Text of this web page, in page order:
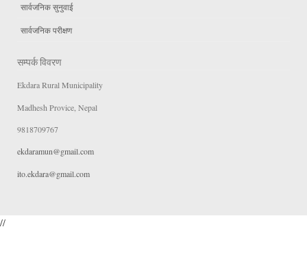
सार्वजनिक सुनुवाई
सार्वजनिक परीक्षण
सम्पर्क विवरण
Ekdara Rural Municipality
Madhesh Provice, Nepal
9818709767
ekdaramun@gmail.com
ito.ekdara@gmail.com
//